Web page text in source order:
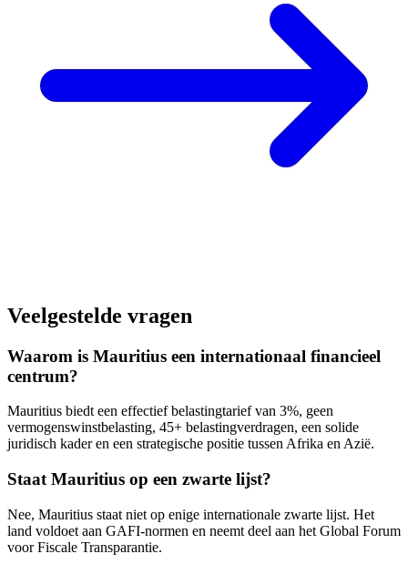
Veelgestelde vragen
Waarom is Mauritius een internationaal financieel
centrum?
Mauritius biedt een effectief belastingtarief van 3%, geen
vermogenswinstbelasting, 45+ belastingverdragen, een solide
juridisch kader en een strategische positie tussen Afrika en Azië.
Staat Mauritius op een zwarte lijst?
Nee, Mauritius staat niet op enige internationale zwarte lijst. Het
land voldoet aan GAFI-normen en neemt deel aan het Global Forum
voor Fiscale Transparantie.